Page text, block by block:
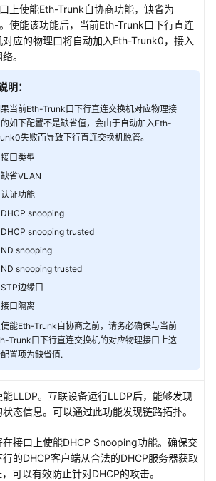
上使能Eth-Trunk自协商功能，缺省为
。使能该功能后，当前Eth-Trunk口下行直连
对应的物理口将自动加入Eth-Trunk0，接入
。
明：
当前Eth-Trunk口下行直连交换机对应物理接
的如下配置不是缺省值，会由于自动加入Eth-
失败而导致下行直连交换机脱管。
接口类型
缺省VLAN
认证功能
DHCP snooping
DHCP snooping trusted
ND snooping
ND snooping trusted
STP边缘口
接口隔离
能Eth-Trunk自协商之前，请务必确保与当前
Trunk口下行直连交换机的对应物理接口上这
置项为缺省值.
能LLDP。互联设备运行LLDP后，能够发现
状态信息。可以通过此功能发现链路拓扑。
在接口上使能DHCP Snooping功能。确保交
行的DHCP客户端从合法的DHCP服务器获取
可以有效防止针对DHCP的攻击。